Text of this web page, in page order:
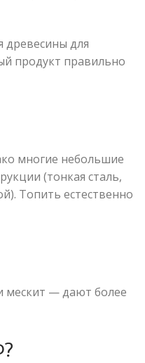
древесины для
продукт правильно
многие небольшие
(тонкая сталь,
Топить естественно
мескит — дают более